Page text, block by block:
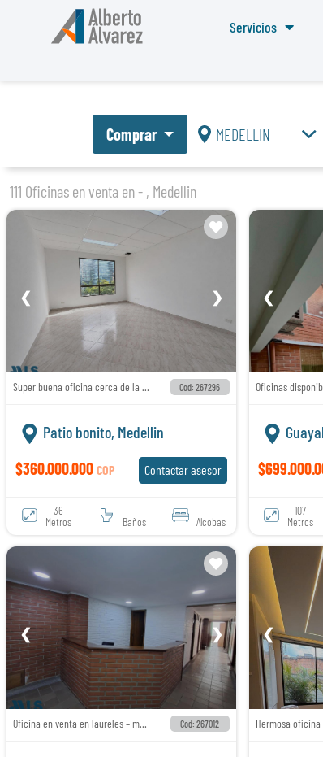
Servicios
Comprar MEDELLIN
111 Oficinas en venta en - , Medellin
❮ ❯
Super buena oficina cerca de la clinica medellin Cod: 267296
Patio bonito, Medellin
$360.000.000 COP Contactar asesor
36
Metros
Baños Alcobas
❮
107
Metros
❮ ❯
Oficina en venta en laureles – medellín | 135,32 m² + 2 parqueaderos paralelos Cod: 267012
❮